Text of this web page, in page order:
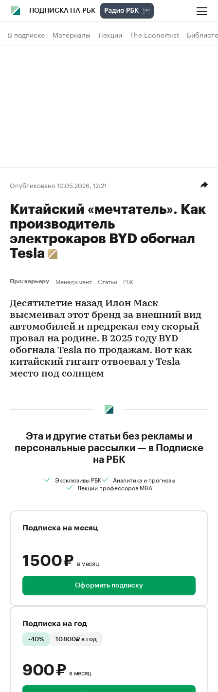
ПОДПИСКА НА РБК
В подписке Материалы Лекции The Economist
Опубликовано 10.05.2026, 12:21
Китайский «мечтатель». Как
производитель
электрокаров BYD обогнал
Tesla
Про: карьеру Менеджмент Статьи РБК
Десятилетие назад Илон Маск
высмеивал этот бренд за внешний вид
автомобилей и предрекал ему скорый
провал на родине. В 2025 году BYD
обогнала Tesla по продажам. Вот как
китайский гигант отвоевал у Tesla
место под солнцем
Эта и другие статьи без рекламы и
персональные рассылки — в Подписке
на РБК
Эксклюзивы РБК
Аналитика и прогнозы
Лекции профессоров MBA
Подписка на месяц
1 500 ₽ в месяц
Оформить подписку
Подписка на год
-40% 10 800₽ в год
900 ₽ в месяц